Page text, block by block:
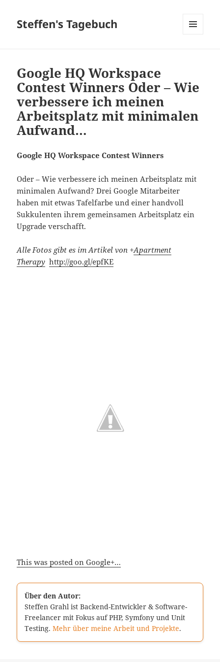
Steffen's Tagebuch
Google HQ Workspace
Contest Winners Oder – Wie
verbessere ich meinen
Arbeitsplatz mit minimalen
Aufwand…
Google HQ Workspace Contest Winners
Oder – Wie verbessere ich meinen Arbeitsplatz mit
minimalen Aufwand? Drei Google Mitarbeiter
haben mit etwas Tafelfarbe und einer handvoll
Sukkulenten ihrem gemeinsamen Arbeitsplatz ein
Upgrade verschafft.
Alle Fotos gibt es im Artikel von +Apartment
Therapy http://goo.gl/epfKE
This was posted on Google+…
Über den Autor:
Steffen Grahl ist Backend-Entwickler & Software-
Freelancer mit Fokus auf PHP, Symfony und Unit
Testing.Mehr über meine Arbeit und Projekte.